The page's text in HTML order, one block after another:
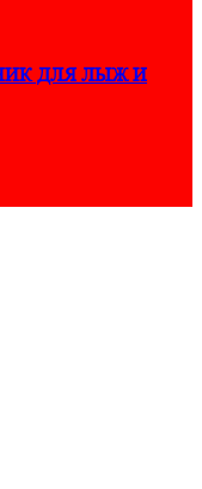
ДЛЯ ЛЫЖ И